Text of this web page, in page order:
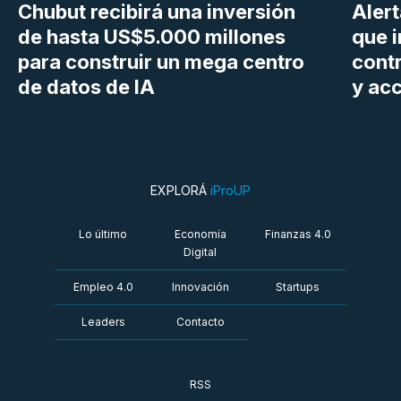
Chubut recibirá una inversión
de hasta US$5.000 millones
para construir un mega centro
de datos de IA
que
y
EXPLORÁ iProUP
Lo último
Economía
Digital
Finanzas 4.0
Empleo 4.0 Innovación Startups
Leaders Contacto
RSS